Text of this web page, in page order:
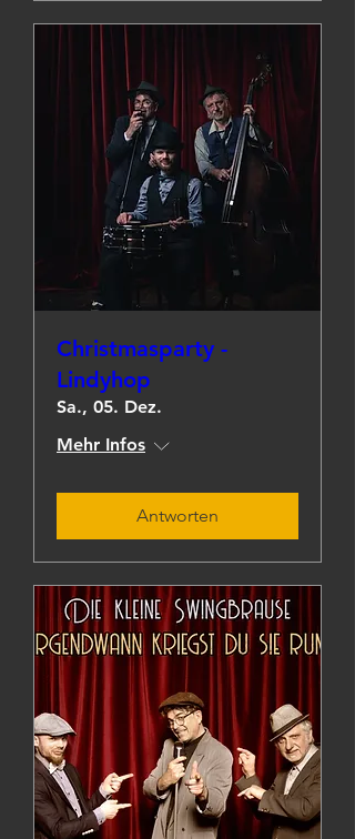
Christmasparty -
Lindyhop
Sa., 05. Dez.
Mehr Infos
Antworten